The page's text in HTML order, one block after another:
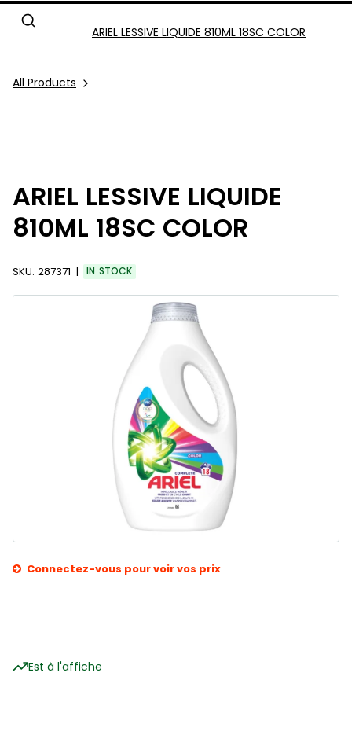
All Products
ARIEL LESSIVE LIQUIDE 810ML 18SC COLOR
ARIEL LESSIVE LIQUIDE
810ML 18SC COLOR
SKU: 287371 IN STOCK
Connectez-vous pour voir vos prix
Est à l'affiche